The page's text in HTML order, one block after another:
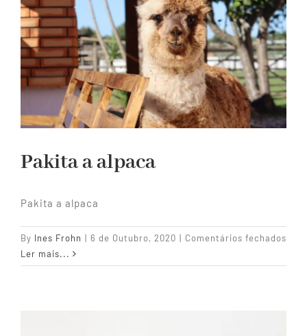
Pakita a alpaca
Pakita a alpaca
By Ines Frohn | 6 de Outubro, 2020 | Comentários fechados
a
Ler mais...